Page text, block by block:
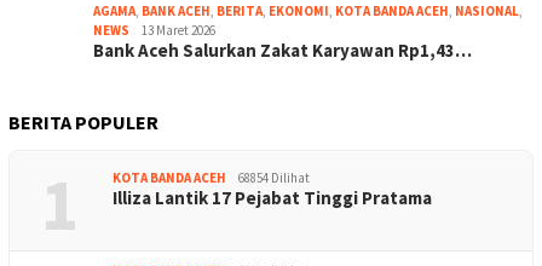
AGAMA BANK ACEH BERITA EKONOMI KOTA BANDA ACEH NASIONAL
NEWS
13 Maret 2026
Bank Aceh Salurkan Zakat Karyawan Rp1,43…
BERITA POPULER
1 KOTA BANDA ACEH 68854 Dilihat
Illiza Lantik 17 Pejabat Tinggi Pratama